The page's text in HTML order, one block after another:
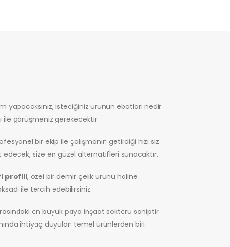
istediğiniz ürünün ebatları nedir
ile görüşmeniz gerekecektir.
bir ekip ile çalışmanın getirdiği hızı siz
edecek, size en güzel alternatifleri sunacaktır.
profili, özel bir demir çelik ürünü haline
ile tercih edebilirsiniz.
en büyük paya inşaat sektörü sahiptir.
ihtiyaç duyulan temel ürünlerden biri